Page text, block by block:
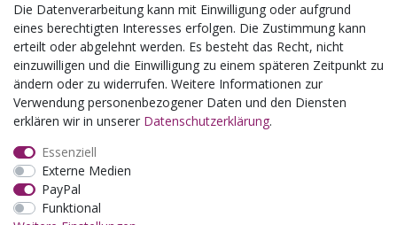
Die Datenverarbeitung kann mit Einwilligung oder aufgrund
eines berechtigten Interesses erfolgen. Die Zustimmung kann
erteilt oder abgelehnt werden. Es besteht das Recht, nicht
einzuwilligen und die Einwilligung zu einem späteren Zeitpunkt zu
ändern oder zu widerrufen. Weitere Informationen zur
Verwendung personenbezogener Daten und den Diensten
erklären wir in unserer Daten­schutz­erklärung.
Essenziell
Externe Medien
PayPal
Funktional